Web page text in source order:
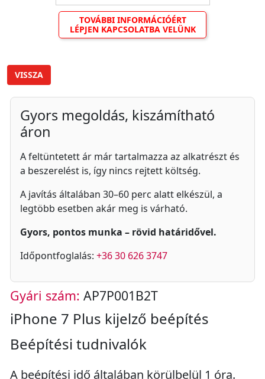
TOVÁBBI INFORMÁCIÓÉRT
LÉPJEN KAPCSOLATBA VELÜNK
VISSZA
Gyors megoldás, kiszámítható
áron
A feltüntetett ár már tartalmazza az alkatrészt és
a beszerelést is, így nincs rejtett költség.
A javítás általában 30–60 perc alatt elkészül, a
legtöbb esetben akár meg is várható.
Gyors, pontos munka – rövid határidővel.
Időpontfoglalás: +36 30 626 3747
Gyári szám: AP7P001B2T
iPhone 7 Plus kijelző beépítés
Beépítési tudnivalók
A beépítési idő általában körülbelül 1 óra.